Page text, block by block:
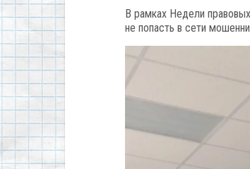
В рамках Недели
не попасть в сети